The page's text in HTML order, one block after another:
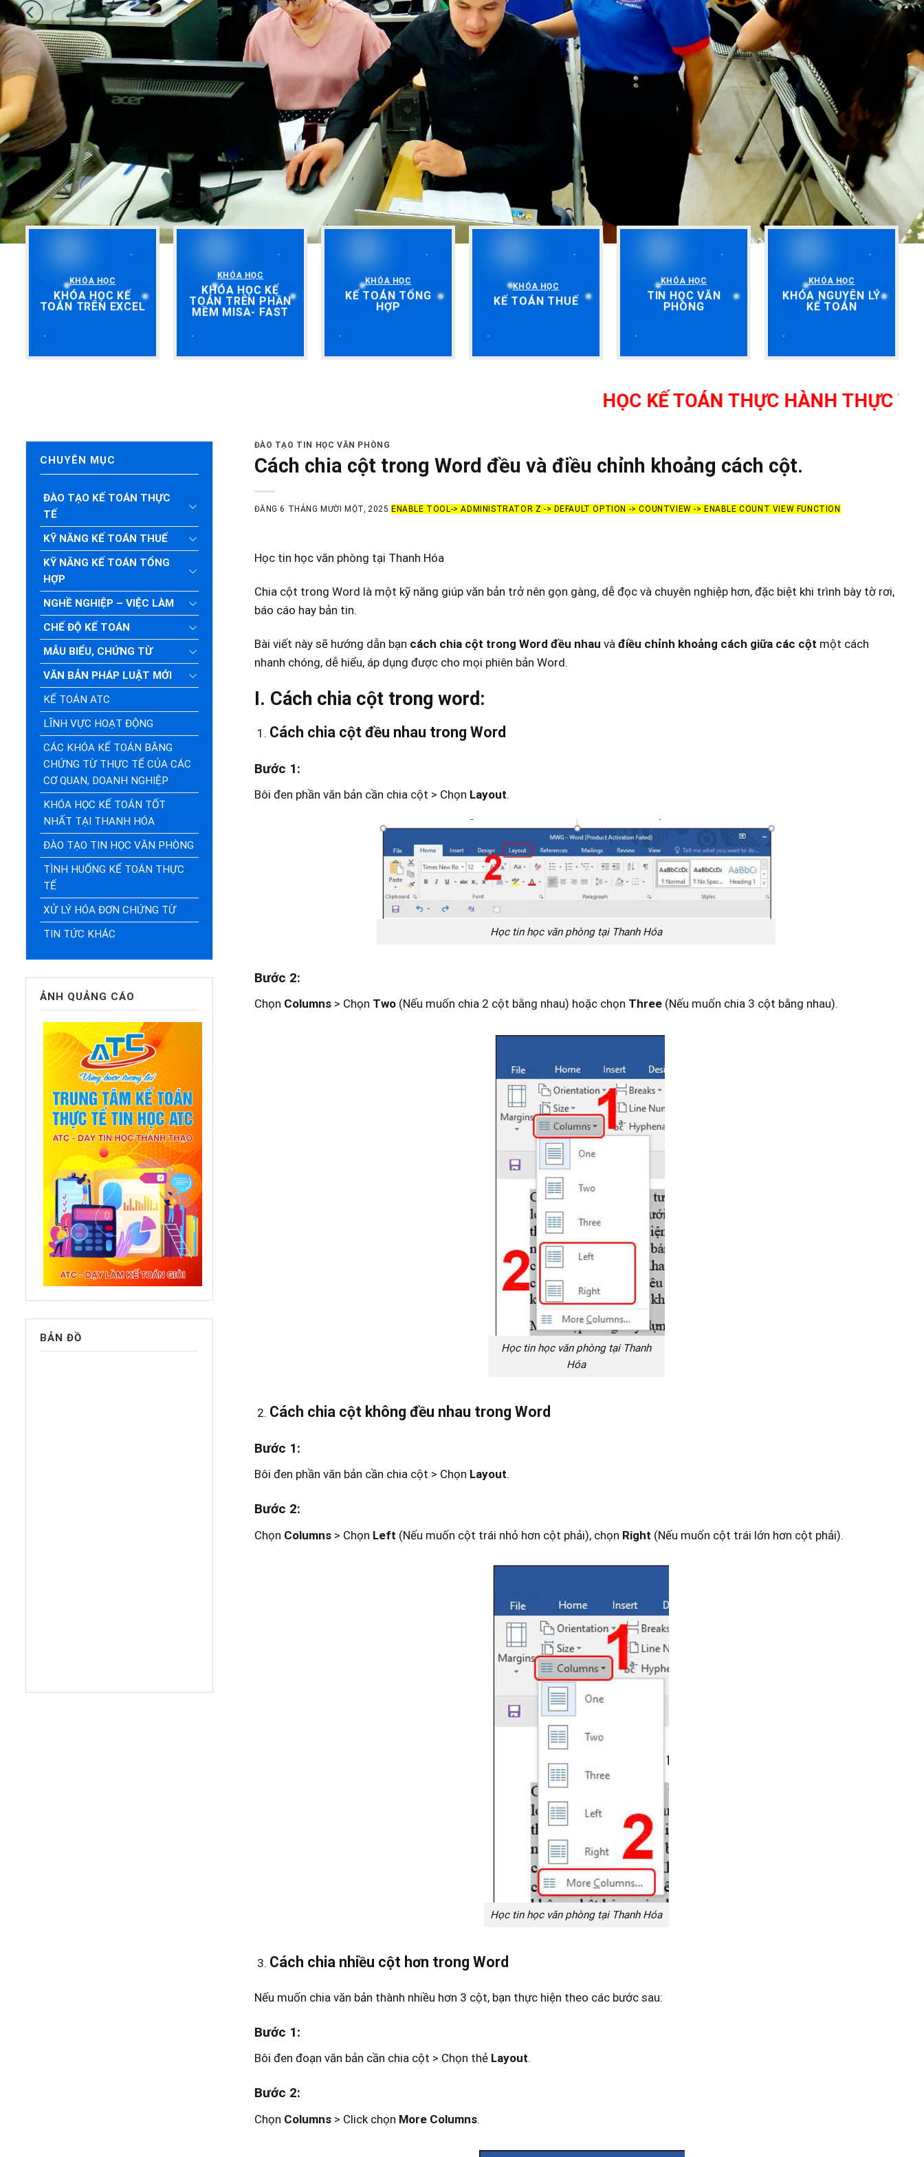
KHÓA HỌC
KHÓA HỌC KẾ
TOÁN TRÊN EXCEL
KHÓA HỌC
KHÓA HỌC KẾ
TOÁN TRÊN PHẦN
MỀM MISA- FAST
KHÓA HỌC
KẾ TOÁN TỔNG
HỢP
KHÓA HỌC
KẾ TOÁN THUẾ
KHÓA HỌC
TIN HỌC VĂN
PHÒNG
KHÓA HỌC
KHÓA NGUYÊN LÝ
KẾ TOÁN
HỌC KẾ TOÁN THỰC HÀNH THỰC TẾ TẠI
CHUYÊN MỤC
ĐÀO TẠO KẾ TOÁN THỰC
TẾ
KỸ NĂNG KẾ TOÁN THUẾ
KỸ NĂNG KẾ TOÁN TỔNG
HỢP
NGHỀ NGHIỆP – VIỆC LÀM
CHẾ ĐỘ KẾ TOÁN
MẪU BIỂU, CHỨNG TỪ
VĂN BẢN PHÁP LUẬT MỚI
KẾ TOÁN ATC
LĨNH VỰC HOẠT ĐỘNG
CÁC KHÓA KẾ TOÁN BẰNG
CHỨNG TỪ THỰC TẾ CỦA CÁC
CƠ QUAN, DOANH NGHIỆP
KHÓA HỌC KẾ TOÁN TỐT
NHẤT TẠI THANH HÓA
ĐÀO TẠO TIN HỌC VĂN PHÒNG
TÌNH HUỐNG KẾ TOÁN THỰC
TẾ
XỬ LÝ HÓA ĐƠN CHỨNG TỪ
TIN TỨC KHÁC
ẢNH QUẢNG CÁO
BẢN ĐỒ
ĐÀO TẠO TIN HỌC VĂN PHÒNG
Cách chia cột trong Word đều và điều chỉnh khoảng cách cột.
ĐĂNG6 THÁNG MƯỜI MỘT, 2025 ENABLE TOOL-> ADMINISTRATOR Z -> DEFAULT OPTION -> COUNTVIEW -> ENABLE COUNT VIEW FUNCTION
Học tin học văn phòng tại Thanh Hóa
Chia cột trong Word là một kỹ năng giúp văn bản trở nên gọn gàng, dễ đọc và chuyên nghiệp hơn, đặc biệt khi trình bày tờ rơi,
báo cáo hay bản tin.
Bài viết này sẽ hướng dẫn bạn cách chia cột trong Word đều nhau và điều chỉnh khoảng cách giữa các cột một cách
nhanh chóng, dễ hiểu, áp dụng được cho mọi phiên bản Word.
I. Cách chia cột trong word:
Cách chia cột đều nhau trong Word
Bước 1:
Bôi đen phần văn bản cần chia cột > Chọn Layout.
Học tin học văn phòng tại Thanh Hóa
Bước 2:
Chọn Columns> Chọn Two(Nếu muốn chia 2 cột bằng nhau) hoặc chọn Three(Nếu muốn chia 3 cột bằng nhau).
Học tin học văn phòng tại Thanh
Hóa
Cách chia cột không đều nhau trong Word
Bước 1:
Bôi đen phần văn bản cần chia cột > Chọn Layout.
Bước 2:
Chọn Columns> Chọn Left (Nếu muốn cột trái nhỏ hơn cột phải), chọn Right (Nếu muốn cột trái lớn hơn cột phải).
Học tin học văn phòng tại Thanh Hóa
Cách chia nhiều cột hơn trong Word
Nếu muốn chia văn bản thành nhiều hơn 3 cột, bạn thực hiện theo các bước sau:
Bước 1:
Bôi đen đoạn văn bản cần chia cột > Chọn thẻ Layout.
Bước 2:
Chọn Columns> Click chọn More Columns.